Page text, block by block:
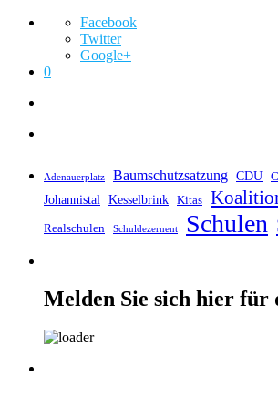
Facebook
Twitter
Google+
0
Adenauerplatz Baumschutzsatzung CDU
Johannistal Kesselbrink Kitas
Realschulen Schuldezernent Schulen
Melden Sie sich hier für